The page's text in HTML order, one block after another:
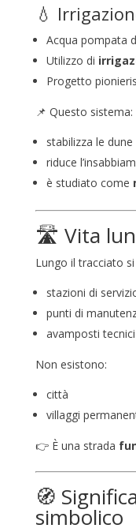
💧
Acqua pompata
Utilizzo di
Progetto
📌 Questo sistema:
stabilizza le dune
riduce
è studiato come
🛣️ Vita
Lungo il tracciato
stazioni di
punti di
avamposti tecnici
Non esistono:
città
villaggi
👉 È una strada
🧭
simbolico